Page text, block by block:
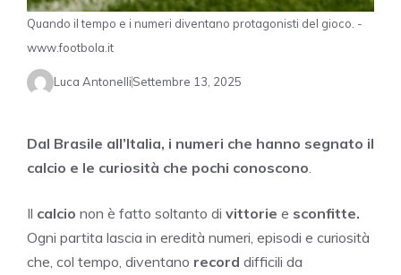
Quando il tempo e i numeri diventano protagonisti del gioco. -
www.footbola.it
Luca AntonelliSettembre 13, 2025
Dal Brasile all’Italia, i numeri che hanno segnato il
calcio e le curiosità che pochi conoscono
Il calcio non è fatto soltanto di vittorie e sconfitte.
Ogni partita lascia in eredità numeri, episodi e curiosità
che, col tempo, diventano record difficili da